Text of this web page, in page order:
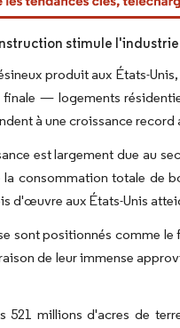
stimule l'industrie
produit aux États-
— logements
à une croissance record
est largement due au
consommation totale de
d'œuvre aux États-Unis
sont positionnés comme
de leur immense
521 millions d'acres de